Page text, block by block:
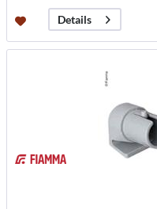
Details